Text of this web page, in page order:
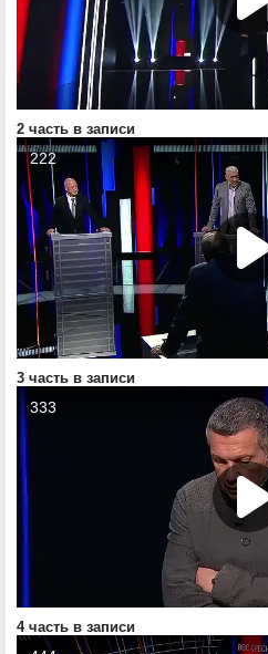
2 часть в записи
3 часть в записи
4 часть в записи